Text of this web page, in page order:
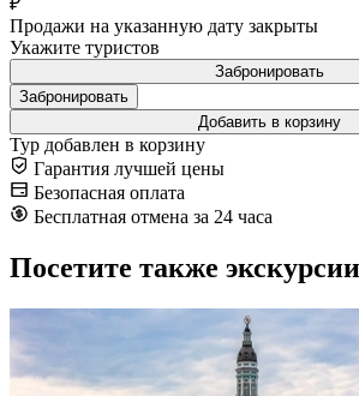
Продажи на указанную дату закрыты
Укажите туристов
Забронировать
Забронировать
Добавить в корзину
Тур добавлен в корзину
Гарантия лучшей цены
Безопасная оплата
Бесплатная отмена за 24 часа
Посетите также экскурсии